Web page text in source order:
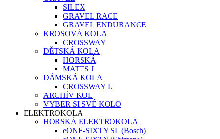
SILEX
GRAVEL RACE
GRAVEL ENDURANCE
KROSOVÁ KOLA
CROSSWAY
DĚTSKÁ KOLA
HORSKÁ
MATTS J
DÁMSKÁ KOLA
CROSSWAY L
ARCHÍV KOL
VYBER SI SVÉ KOLO
ELEKTROKOLA
HORSKÁ ELEKTROKOLA
eONE-SIXTY SL (Bosch)